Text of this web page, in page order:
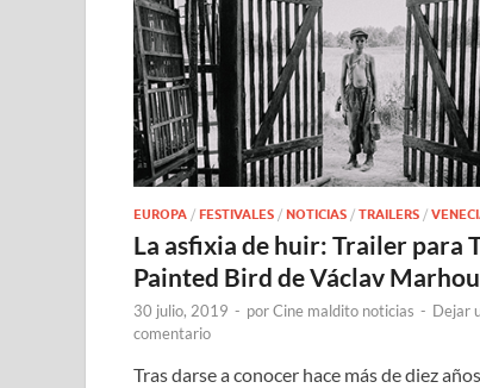
EUROPA / FESTIVALES / NOTICIAS / TRAILERS /
La asfixia de huir: Trailer para
Painted Bird de Václav
30 julio, 2019 - porCine maldito noticias - Dejar
comentario
Tras darse a conocer hace más de diez años